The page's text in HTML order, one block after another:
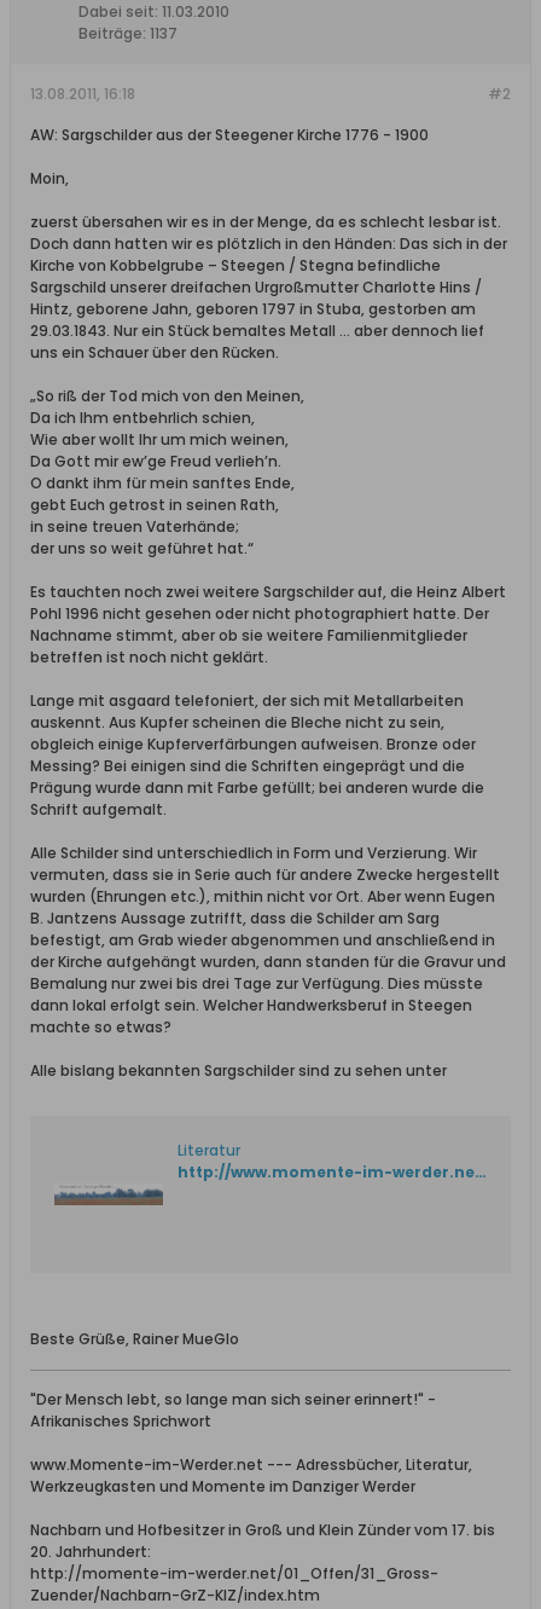
Dabei seit: 11.03.2010
Beiträge: 1137
#2
13.08.2011, 16:18
AW: Sargschilder aus der Steegener Kirche 1776 - 1900
Moin,
zuerst übersahen wir es in der Menge, da es schlecht lesbar ist.
Doch dann hatten wir es plötzlich in den Händen: Das sich in der
Kirche von Kobbelgrube – Steegen / Stegna befindliche
Sargschild unserer dreifachen Urgroßmutter Charlotte Hins /
Hintz, geborene Jahn, geboren 1797 in Stuba, gestorben am
29.03.1843. Nur ein Stück bemaltes Metall … aber dennoch lief
uns ein Schauer über den Rücken.
„So riß der Tod mich von den Meinen,
Da ich Ihm entbehrlich schien,
Wie aber wollt Ihr um mich weinen,
Da Gott mir ew’ge Freud verlieh’n.
O dankt ihm für mein sanftes Ende,
gebt Euch getrost in seinen Rath,
in seine treuen Vaterhände;
der uns so weit geführet hat.“
Es tauchten noch zwei weitere Sargschilder auf, die Heinz Albert
Pohl 1996 nicht gesehen oder nicht photographiert hatte. Der
Nachname stimmt, aber ob sie weitere Familienmitglieder
betreffen ist noch nicht geklärt.
Lange mit asgaard telefoniert, der sich mit Metallarbeiten
auskennt. Aus Kupfer scheinen die Bleche nicht zu sein,
obgleich einige Kupferverfärbungen aufweisen. Bronze oder
Messing? Bei einigen sind die Schriften eingeprägt und die
Prägung wurde dann mit Farbe gefüllt; bei anderen wurde die
Schrift aufgemalt.
Alle Schilder sind unterschiedlich in Form und Verzierung. Wir
vermuten, dass sie in Serie auch für andere Zwecke hergestellt
wurden (Ehrungen etc.), mithin nicht vor Ort. Aber wenn Eugen
B. Jantzens Aussage zutrifft, dass die Schilder am Sarg
befestigt, am Grab wieder abgenommen und anschließend in
der Kirche aufgehängt wurden, dann standen für die Gravur und
Bemalung nur zwei bis drei Tage zur Verfügung. Dies müsste
dann lokal erfolgt sein. Welcher Handwerksberuf in Steegen
machte so etwas?
Alle bislang bekannten Sargschilder sind zu sehen unter
Literatur
http://www.momente-im-werder.net/01_Offen/02_Literatur/01_Literatur.htm
Beste Grüße, Rainer MueGlo
"Der Mensch lebt, so lange man sich seiner erinnert!" -
Afrikanisches Sprichwort
www.Momente-im-Werder.net --- Adressbücher, Literatur,
Werkzeugkasten und Momente im Danziger Werder
Nachbarn und Hofbesitzer in Groß und Klein Zünder vom 17. bis
20. Jahrhundert:
http://momente-im-werder.net/01_Offen/31_Gross-
Zuender/Nachbarn-GrZ-KlZ/index.htm